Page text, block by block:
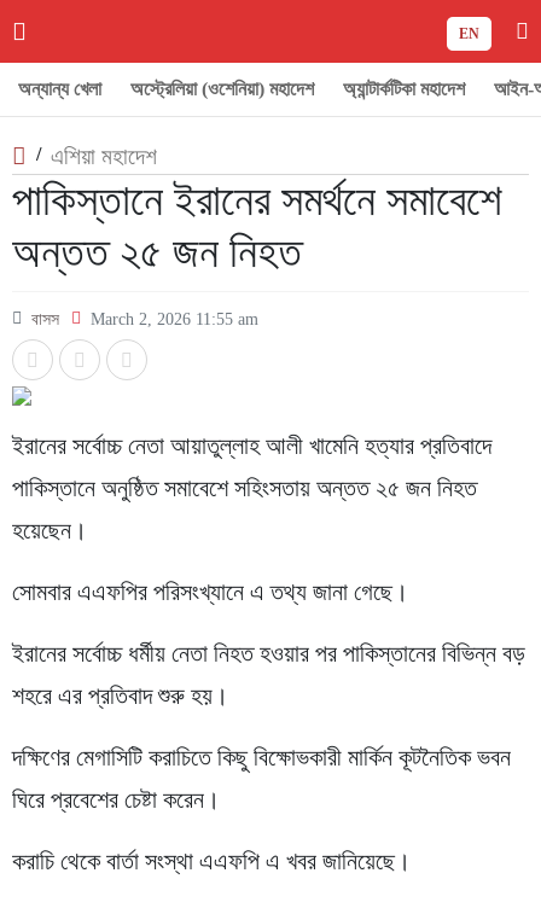
EN
অন্যান্য খেলা অস্ট্রেলিয়া (ওশেনিয়া) মহাদেশ অ্যান্টার্কটিকা মহাদেশ আইন-
/ এশিয়া মহাদেশ
পাকিস্তানে ইরানের সমর্থনে সমাবেশে
অন্তত ২৫ জন নিহত
বাসস March 2, 2026 11:55 am
ইরানের সর্বোচ্চ নেতা আয়াতুল্লাহ আলী খামেনি হত্যার প্রতিবাদে
পাকিস্তানে অনুষ্ঠিত সমাবেশে সহিংসতায় অন্তত ২৫ জন নিহত
হয়েছেন।
সোমবার এএফপির পরিসংখ্যানে এ তথ্য জানা গেছে।
ইরানের সর্বোচ্চ ধর্মীয় নেতা নিহত হওয়ার পর পাকিস্তানের বিভিন্ন বড়
শহরে এর প্রতিবাদ শুরু হয়।
দক্ষিণের মেগাসিটি করাচিতে কিছু বিক্ষোভকারী মার্কিন কূটনৈতিক ভবন
ঘিরে প্রবেশের চেষ্টা করেন।
করাচি থেকে বার্তা সংস্থা এএফপি এ খবর জানিয়েছে।